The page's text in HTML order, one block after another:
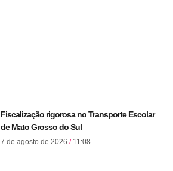
Fiscalização rigorosa no Transporte Escolar
de Mato Grosso do Sul
7 de agosto de 2026 11:08